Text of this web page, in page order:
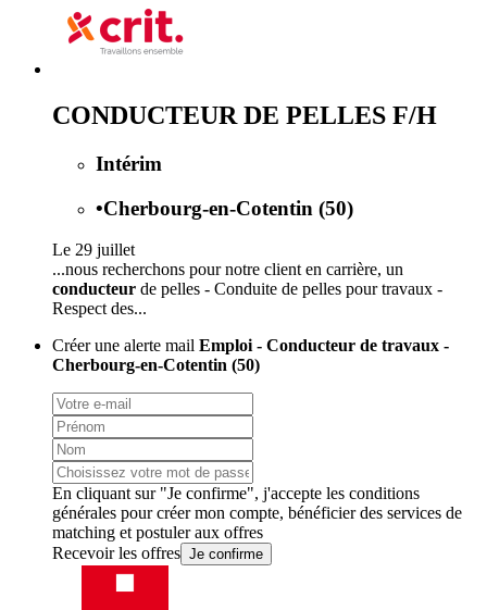
CONDUCTEUR DE PELLES F/H
Intérim
•Cherbourg-en-Cotentin (50)
Le 29 juillet
...nous recherchons pour notre client en carrière, un
conducteur de pelles - Conduite de pelles pour travaux -
Respect des...
Créer une alerte mail Emploi - Conducteur de travaux -
Cherbourg-en-Cotentin (50)
En cliquant sur "Je confirme", j'accepte les conditions
générales pour créer mon compte, bénéficier des services de
matching et postuler aux offres
Recevoir les offres Je confirme